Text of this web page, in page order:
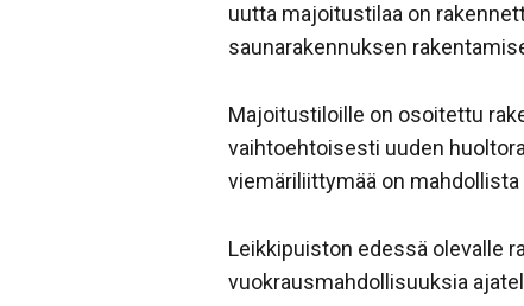
uutta majoitustilaa on
saunarakennuksen
Majoitustiloille on osoitettu
vaihtoehtoisesti uuden
viemäriliittymää on
Leikkipuiston edessä olevalle
vuokrausmahdollisuuksia